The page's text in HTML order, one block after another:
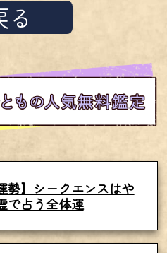
る
勢】シークエンスはや
で占う全体運